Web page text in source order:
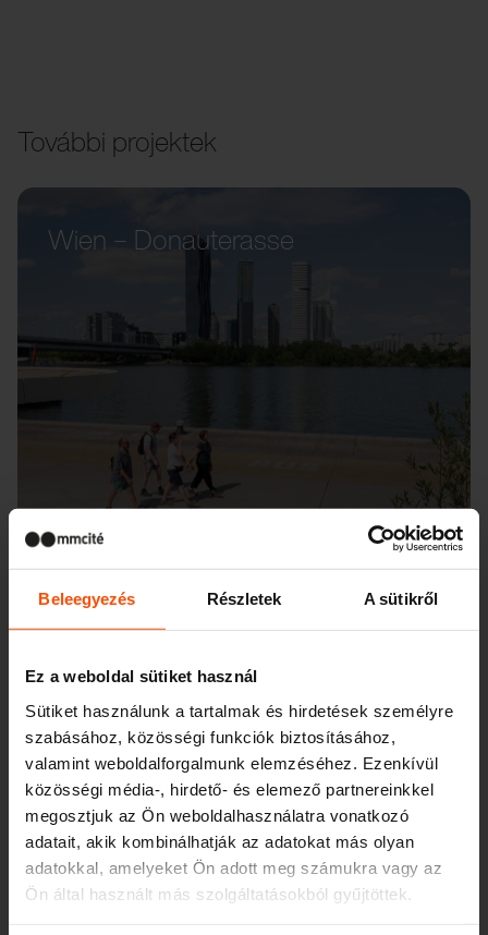
Beleegyezés Részletek A sütikről
Ez a weboldal sütiket használ
Sütiket használunk a tartalmak és hirdetések személyre
szabásához, közösségi funkciók biztosításához,
valamint weboldalforgalmunk elemzéséhez. Ezenkívül
közösségi média-, hirdető- és elemező partnereinkkel
megosztjuk az Ön weboldalhasználatra vonatkozó
adatait, akik kombinálhatják az adatokat más olyan
adatokkal, amelyeket Ön adott meg számukra vagy az
Ön által használt más szolgáltatásokból gyűjtöttek.
További projektek
Wien – Donauterasse
Seattle – Popup park